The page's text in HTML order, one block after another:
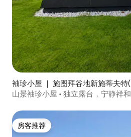
袖珍小屋 ｜ 施图拜谷地新施蒂夫
Stubaital)
山景袖珍小屋 • 独立露台，宁静祥和
房客推荐
房客推荐